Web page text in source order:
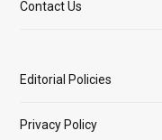
Contact Us
Editorial Policies
Privacy Policy